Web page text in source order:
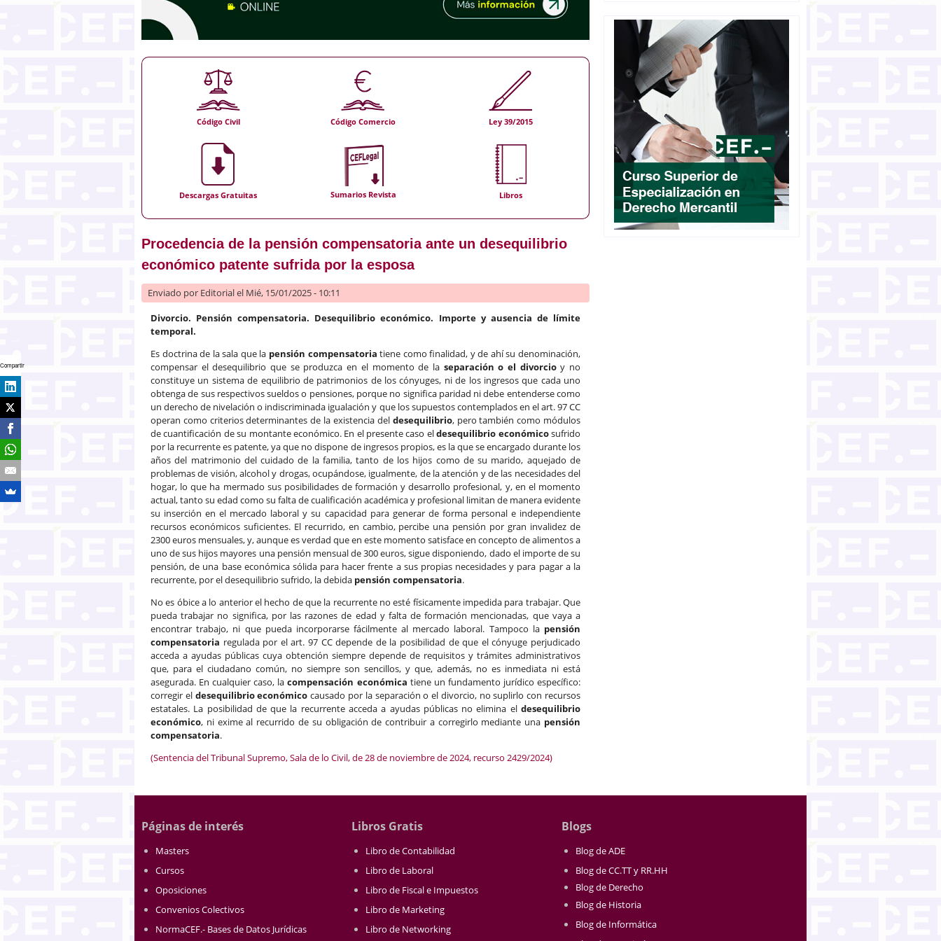
Código Civil Código Comercio Ley 39/2015
Descargas Gratuitas Sumarios Revista Libros
Procedencia de la pensión compensatoria ante un desequilibrio
económico patente sufrida por la esposa
Enviado por Editorialel Mié, 15/01/2025 - 10:11
Divorcio. Pensión compensatoria. Desequilibrio económico. Importe y ausencia de límite
temporal.
Es doctrina de la sala que la pensión compensatoria tiene como finalidad, y de ahí su denominación,
compensar el desequilibrio que se produzca en el momento de la separación o el divorcioy no
constituye un sistema de equilibrio de patrimonios de los cónyuges, ni de los ingresos que cada uno
obtenga de sus respectivos sueldos o pensiones, porque no significa paridad ni debe entenderse como
un derecho de nivelación o indiscriminada igualación y que los supuestos contemplados en el art. 97 CC
operan como criterios determinantes de la existencia del desequilibrio, pero también como módulos
de cuantificación de su montante económico. En el presente caso eldesequilibrio económicosufrido
por la recurrente es patente, ya que no dispone de ingresos propios, es la que se encargado durante los
años del matrimonio del cuidado de la familia, tanto de los hijos como de su marido, aquejado de
problemas de visión, alcohol y drogas, ocupándose, igualmente, de la atención y de las necesidades del
hogar, lo que ha mermado sus posibilidades de formación y desarrollo profesional, y, en el momento
actual, tanto su edad como su falta de cualificación académica y profesional limitan de manera evidente
su inserción en el mercado laboral y su capacidad para generar de forma personal e independiente
recursos económicos suficientes. El recurrido, en cambio, percibe una pensión por gran invalidez de
2300 euros mensuales, y, aunque es verdad que en este momento satisface en concepto de alimentos a
uno de sus hijos mayores una pensión mensual de 300 euros, sigue disponiendo, dado el importe de su
pensión, de una base económica sólida para hacer frente a sus propias necesidades y para pagar a la
recurrente, por el desequilibrio sufrido, la debida pensión compensatoria.
No es óbice a lo anterior el hecho de que la recurrente no esté físicamente impedida para trabajar. Que
pueda trabajar no significa, por las razones de edad y falta de formación mencionadas, que vaya a
encontrar trabajo, ni que pueda incorporarse fácilmente al mercado laboral. Tampoco la pensión
compensatoria regulada por el art. 97 CC depende de la posibilidad de que el cónyuge perjudicado
acceda a ayudas públicas cuya obtención siempre depende de requisitos y trámites administrativos
que, para el ciudadano común, no siempre son sencillos, y que, además, no es inmediata ni está
asegurada. En cualquier caso, lacompensación económica tiene un fundamento jurídico específico:
corregir el desequilibrio económico causado por la separación o el divorcio, no suplirlo con recursos
estatales. La posibilidad de que la recurrente acceda a ayudas públicas no elimina el desequilibrio
económico, ni exime al recurrido de su obligación de contribuir a corregirlo mediante una pensión
compensatoria.
(Sentencia del Tribunal Supremo, Sala de lo Civil, de 28 de noviembre de 2024, recurso 2429/2024)
Páginas de interés
Masters
Cursos
Oposiciones
Convenios Colectivos
NormaCEF.- Bases de Datos Jurídicas
Libros Gratis
Libro de Contabilidad
Libro de Laboral
Libro de Fiscal e Impuestos
Libro de Marketing
Libro de Networking
Blogs
Blog de ADE
Blog de CC.TT y RR.HH
Blog de Derecho
Blog de Historia
Blog de Informática
Compartir